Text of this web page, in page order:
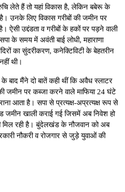
रुचि लेते हैं तो यहां विकास है, लेकिन बबेरू के
उनके लिए विकास गरीबों की जमीन पर
ऐसी उद्दंडता व गरीबों के हकों पर पड़ने वाली
के समय में अवंती बाई लोधी, महाराणा
मंदिरों का सुंदरीकरण, कनेक्टिविटी के बेहतरीन
थी।
बाद मैंने दो बातें कही थीं कि अवैध स्लाटर
की जमीन पर कब्जा करने वाले माफिया 24 घंटे
आता है। सपा से प्रत्यक्ष-अप्रत्यक्ष रूप से
खाली कराई गई जिसमें अब निवेश हो
मिल रही है। बुंदेलखंड के नौजवान को अब
नौकरी व रोजगार से जुड़े युवाओं की